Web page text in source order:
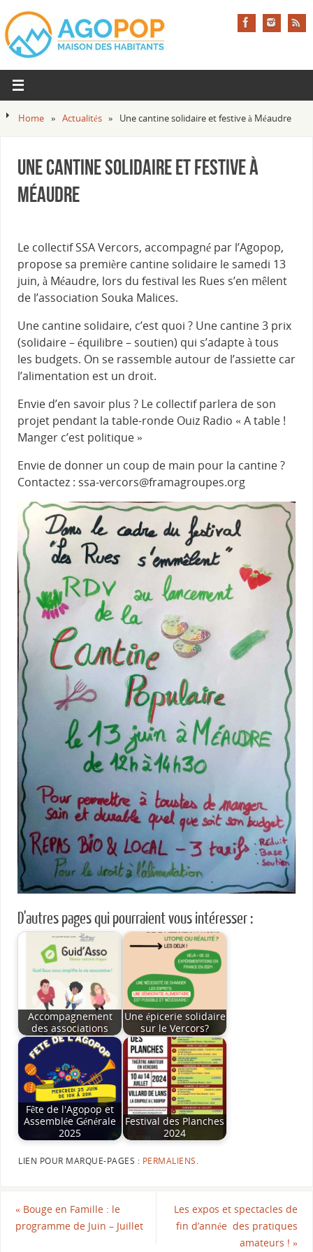
Home » Actualités » Une cantine solidaire et festive à Méaudre
Une cantine solidaire et festive à
Méaudre
Le collectif SSA Vercors, accompagné par l’Agopop,
propose sa première cantine solidaire le samedi 13
juin, à Méaudre, lors du festival les Rues s’en mêlent
de l’association Souka Malices.
Une cantine solidaire, c’est quoi ? Une cantine 3 prix
(solidaire – équilibre – soutien) qui s’adapte à tous
les budgets. On se rassemble autour de l’assiette car
l’alimentation est un droit.
Envie d’en savoir plus ? Le collectif parlera de son
projet pendant la table-ronde Ouiz Radio « A table !
Manger c’est politique »
Envie de donner un coup de main pour la cantine ?
Contactez : ssa-vercors@framagroupes.org
D'autres pages qui pourraient vous intéresser :
Accompagnement
des associations
Une épicerie solidaire
sur le Vercors?
Fête de l'Agopop et
Assemblée Générale
2025
Festival des Planches
2024
LIEN POUR MARQUE-PAGES : PERMALIENS.
« Bouge en Famille : le
programme de Juin – Juillet
Les expos et spectacles de
fin d’année des pratiques
amateurs ! »